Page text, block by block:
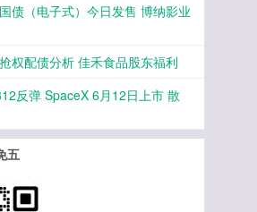
债（电子式）今日发售 博纳影业
权配债分析 佳禾食品股东福利
反弹 SpaceX 6月12日上市 散
五